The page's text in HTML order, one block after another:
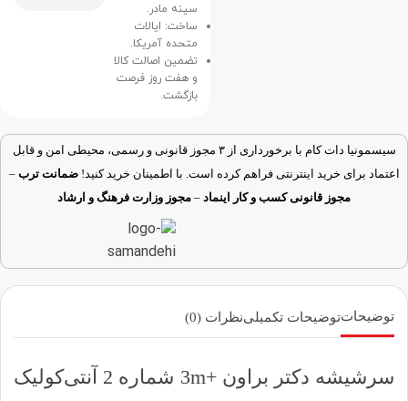
سینه مادر.
ساخت: ایالات
متحده آمریکا.
تضمین اصالت کالا
و هفت روز فرصت
بازگشت.
سیسمونیا دات کام با برخورداری از ۳ مجوز قانونی و رسمی، محیطی امن و قابل
اعتماد برای خرید اینترنتی فراهم کرده است. با اطمینان خرید کنید!ضمانت ترب –
مجوز قانونی کسب و کار اینماد – مجوز وزارت فرهنگ و ارشاد
توضیحاتتوضیحات تکمیلینظرات (0)
سرشیشه دکتر براون +3m شماره 2 آنتی‌کولیک